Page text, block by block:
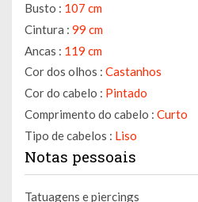
Busto : 107 cm
Cintura : 99 cm
Ancas : 119 cm
Cor dos olhos : Castanhos
Cor do cabelo : Pintado
Comprimento do cabelo : Curto
Tipo de cabelos : Liso
Notas pessoais
Tatuagens e piercings